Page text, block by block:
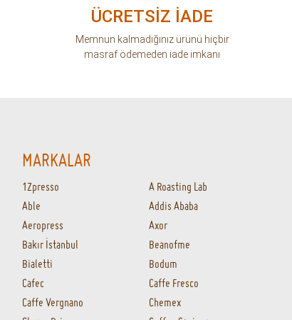
ÜCRETSİZ İADE
Memnun kalmadığınız ürünü hiçbir
masraf ödemeden iade imkanı
MARKALAR
1Zpresso
A Roasting Lab
Able
Addis Ababa
Aeropress
Axor
Bakır İstanbul
Beanofme
Bialetti
Bodum
Cafec
Caffe Fresco
Caffe Vergnano
Chemex